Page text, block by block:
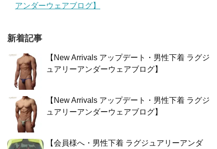
アンダーウェアブログ】
新着記事
【New Arrivals アップデート・男性下着 ラグジ
ュアリーアンダーウェアブログ】
【New Arrivals アップデート・男性下着 ラグジ
ュアリーアンダーウェアブログ】
【会員様へ・男性下着 ラグジュアリーアンダ